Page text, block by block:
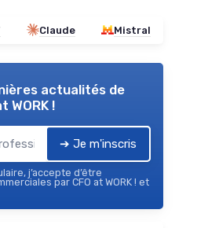
Claude Mistral
actualités de
WORK !
➔ Je m'inscris
j’accepte d’être
par CFO at WORK ! et